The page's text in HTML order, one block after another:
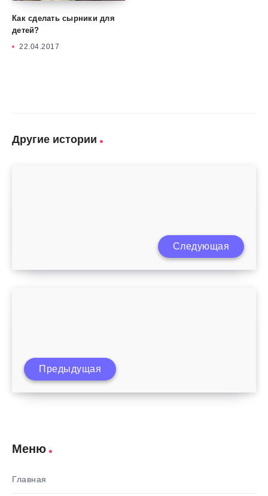
Как сделать сырники для
детей?
22.04.2017
Другие истории
Ребенок выгибается во время кормления
Следующая
Правила кормления ребенка
Предыдущая
Меню
Главная